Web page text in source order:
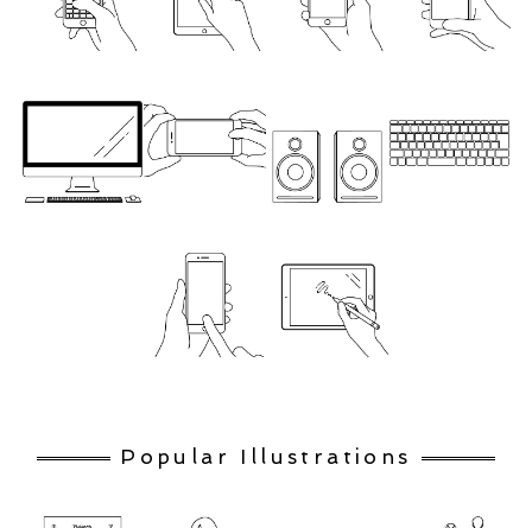
Popular Illustrations